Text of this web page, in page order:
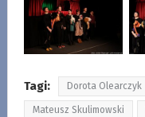
Tagi: Dorota Olearczyk
Mateusz Skulimowski